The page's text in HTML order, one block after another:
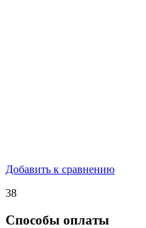
Добавить к сравнению
38
Способы оплаты